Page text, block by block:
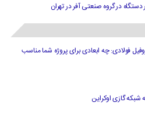
دستگاه در گروه صنعتی آفر در تهران
فولادی: چه ابعادی برای پروژه شما مناسب
گازی اوکراین